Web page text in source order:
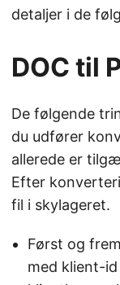
detaljer i de
DOC til
De følgende
du udfører
allerede er
Efter
fil i skylageret.
Først og
med klient-